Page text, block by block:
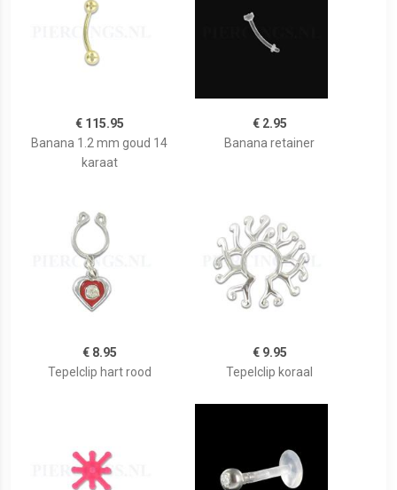
€ 115.95
Banana 1.2 mm goud 14
karaat
€ 2.95
Banana retainer
€ 8.95
Tepelclip hart rood
€ 9.95
Tepelclip koraal